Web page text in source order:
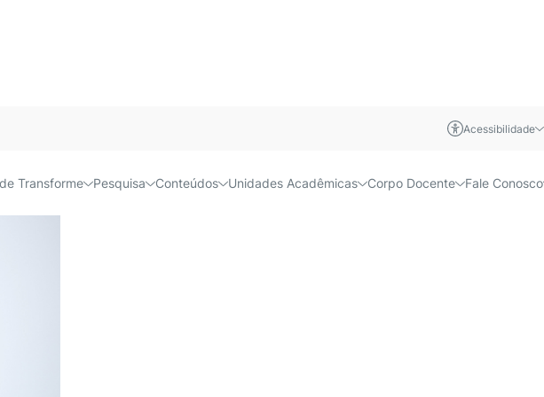
Acessibilidade
Português
Transforme Pesquisa Conteúdos Unidades Acadêmicas Corpo Docente Fale Conosco
Professora | Doutora em Direito Ambiental - USP